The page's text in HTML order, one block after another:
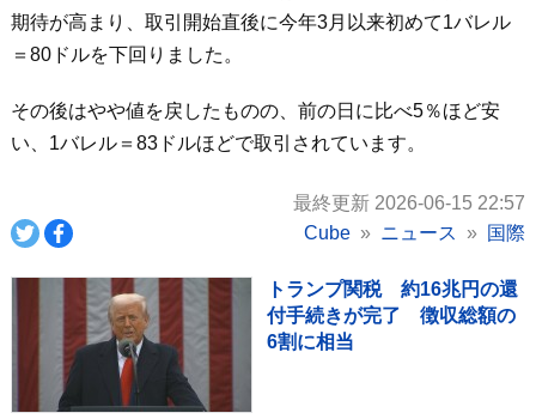
期待が高まり、取引開始直後に今年3月以来初めて1バレル
＝80ドルを下回りました。
その後はやや値を戻したものの、前の日に比べ5％ほど安
い、1バレル＝83ドルほどで取引されています。
最終更新 2026-06-15 22:57
Cube
ニュース 国際
トランプ関税 約16兆円の還
付手続きが完了 徴収総額の
6割に相当